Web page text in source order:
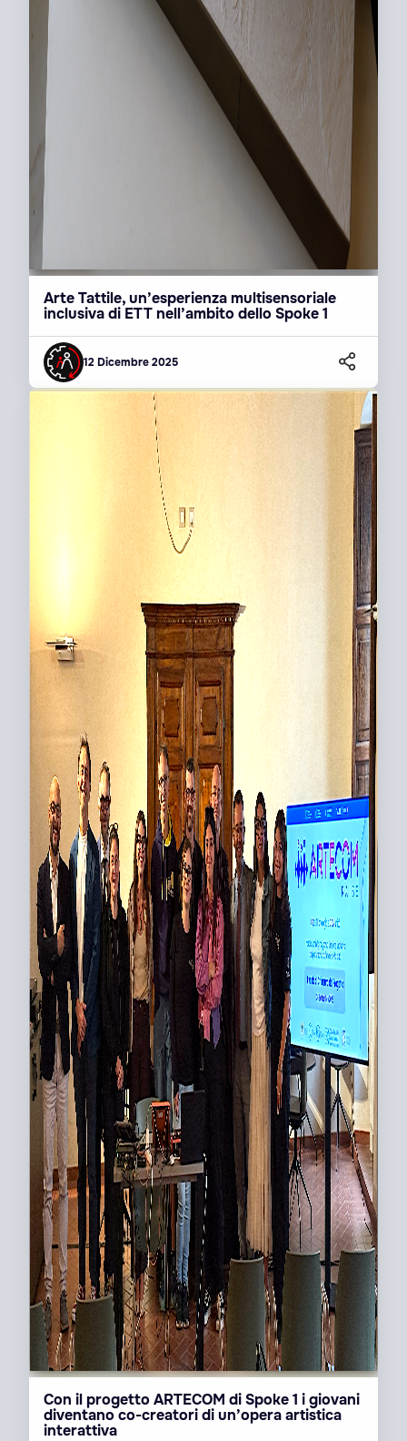
Arte Tattile, un’esperienza multisensoriale
inclusiva di ETT nell’ambito dello Spoke 1
12 Dicembre 2025
Con il progetto ARTECOM di Spoke 1 i giovani
diventano co-creatori di un’opera artistica
interattiva